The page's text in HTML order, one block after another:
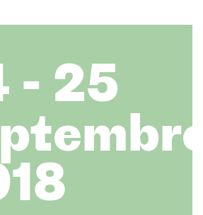
- 25